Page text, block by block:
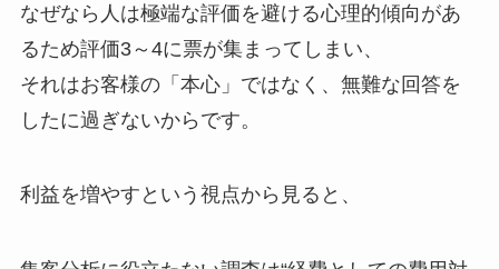
なぜなら人は極端な評価を避ける心理的傾向があ
るため評価3～4に票が集まってしまい、
それはお客様の「本心」ではなく、無難な回答を
したに過ぎないからです。
利益を増やすという視点から見ると、